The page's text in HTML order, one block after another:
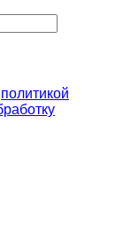
политикой